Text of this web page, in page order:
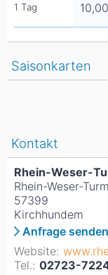
1 Tag 10,00
Saisonkarten
Kontakt
Rhein-Weser-
Rhein-Weser-Turm
57399
Kirchhundem
Anfrage senden
Website:
Tel.: 02723-